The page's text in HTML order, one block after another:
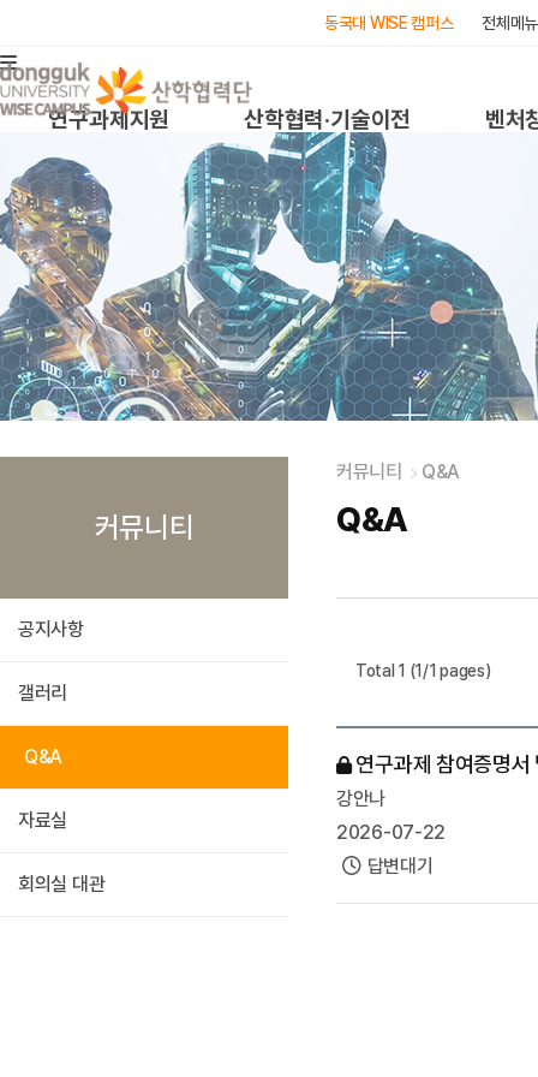
동국대 WISE 캠퍼스 전체메뉴
연구과제지원 산학협력·기술이전 벤처
커뮤니티
공지사항
갤러리
Q&A
자료실
회의실 대관
커뮤니티 Q&A
Q&A
Total 1 (1/1 pages)
연구과제 참여증명서
강안나
2026-07-22
답변대기